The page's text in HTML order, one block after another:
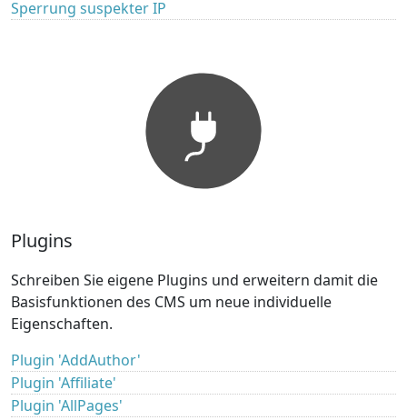
Sperrung suspekter IP
Plugins
Schreiben Sie eigene Plugins und erweitern damit die
Basisfunktionen des CMS um neue individuelle
Eigenschaften.
Plugin 'AddAuthor'
Plugin 'Affiliate'
Plugin 'AllPages'